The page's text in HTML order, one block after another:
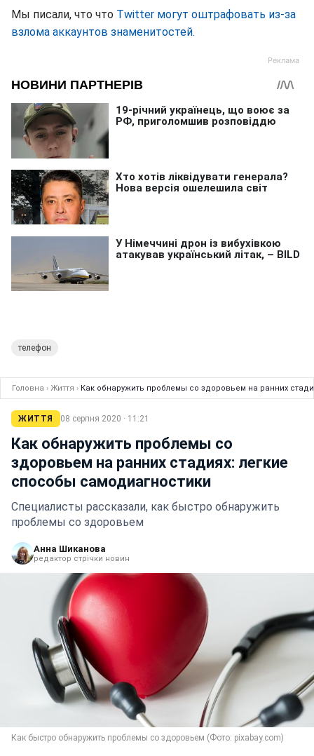
Мы писали, что что Twitter могут оштрафовать из-за
взлома аккаунтов знаменитостей.
телефон
Головна › Життя › Как обнаружить проблемы со здоровьем на ранних
ЖИТТЯ 08 серпня 2020 · 11:21
Как обнаружить проблемы со
здоровьем на ранних стадиях: легкие
способы самодиагностики
Специалисты рассказали, как быстро обнаружить
проблемы со здоровьем
Анна Шиканова
редактор стрічки новин
Как быстро обнаружить проблемы со здоровьем (Фото: pixabay.com)